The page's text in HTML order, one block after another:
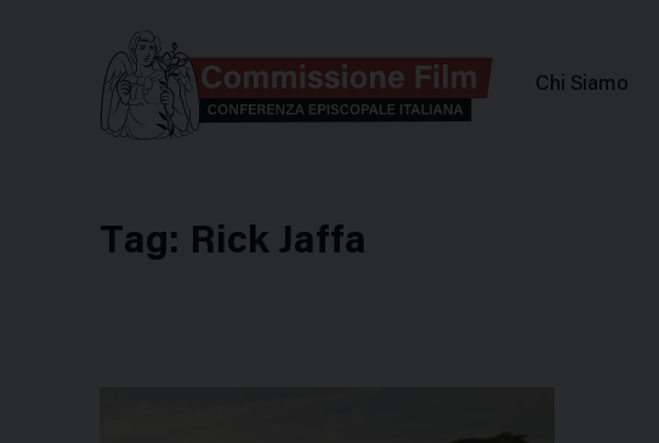
Menu
Chi Siamo
Tag: Rick Jaffa